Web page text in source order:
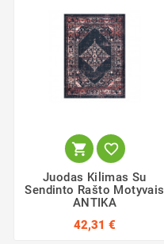
 
Juodas Kilimas Su
Sendinto Rašto Motyvais
ANTIKA
42,31 €